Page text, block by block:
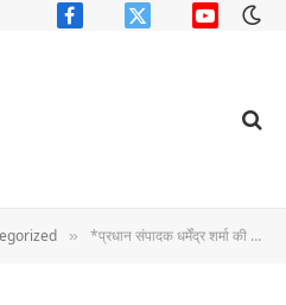
FacebookX
YouTube
» *प्रधान संपादक धर्मेंद्र शर्मा की विशेष खबर-* विधायक रायमुनी भगत ने हितग्राहियों को सौंपा पूर्णता प्रमाण-पत्र